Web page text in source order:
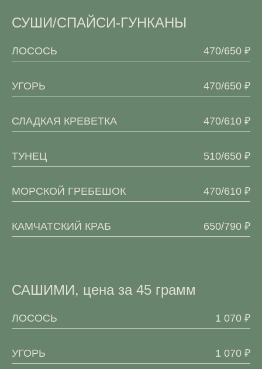
СУШИ/СПАЙСИ-ГУНКАНЫ
ЛОСОСЬ 470/650 ₽
УГОРЬ 470/650 ₽
СЛАДКАЯ КРЕВЕТКА 470/610 ₽
ТУНЕЦ 510/650 ₽
МОРСКОЙ ГРЕБЕШОК 470/610 ₽
КАМЧАТСКИЙ КРАБ 650/790 ₽
САШИМИ, цена за 45 грамм
ЛОСОСЬ 1 070 ₽
УГОРЬ 1 070 ₽